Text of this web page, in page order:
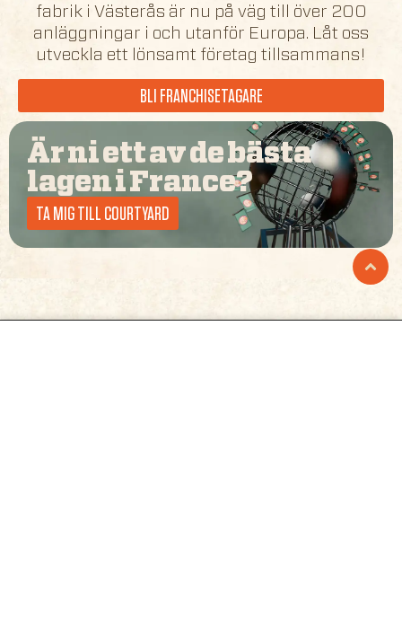
fabrik i Västerås är nu på väg till över 200
anläggningar i och utanför Europa. Låt oss
utveckla ett lönsamt företag tillsammans!
BLI FRANCHISETAGARE
Är ni ett av de bästa
lagen iFrance?
TA MIG TILL COURTYARD